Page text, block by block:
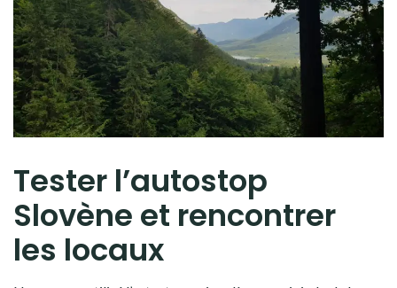
Tester l’autostop
Slovène et rencontrer
les locaux